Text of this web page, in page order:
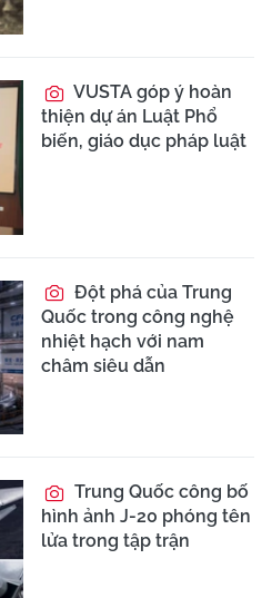
VUSTA góp ý hoàn
thiện dự án Luật Phổ
biến, giáo dục pháp luật
Đột phá của Trung
Quốc trong công nghệ
nhiệt hạch với nam
châm siêu dẫn
Trung Quốc công bố
hình ảnh J-20 phóng tên
lửa trong tập trận